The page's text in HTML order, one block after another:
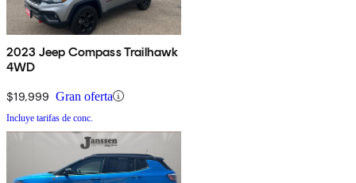
2023 Jeep Compass Trailhawk
4WD
$19,999 Gran oferta
Incluye tarifas de conc.